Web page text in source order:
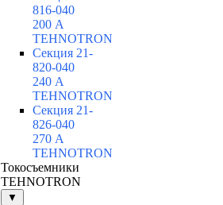
816-040
200 А
TEHNOTRON
Секция 21-
820-040
240 А
TEHNOTRON
Секция 21-
826-040
270 А
TEHNOTRON
Токосъемники
TEHNOTRON
▼